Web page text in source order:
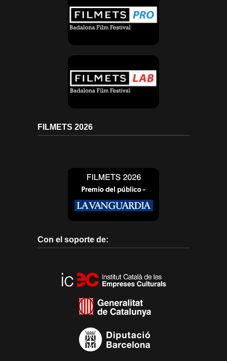
FILMETS 2026
Con el soporte de: